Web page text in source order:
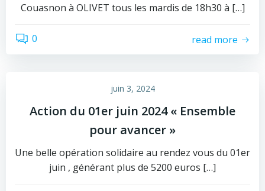
Couasnon à OLIVET tous les mardis de 18h30 à […]
0 read more
juin 3, 2024
Action du 01er juin 2024 « Ensemble
pour avancer »
Une belle opération solidaire au rendez vous du 01er
juin , générant plus de 5200 euros […]